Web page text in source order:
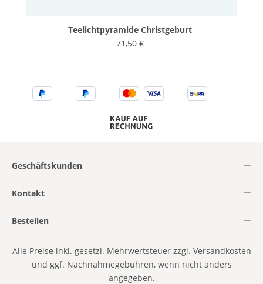
Teelichtpyramide Christgeburt
71,50 €
Geschäftskunden
Kontakt
Bestellen
Alle Preise inkl. gesetzl. Mehrwertsteuer zzgl. Versandkosten
und ggf. Nachnahmegebühren, wenn nicht anders
angegeben.